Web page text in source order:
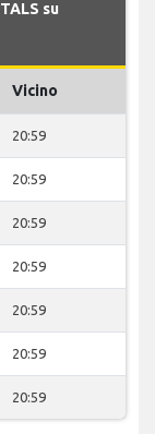
su
Vicino
20:59
20:59
20:59
20:59
20:59
20:59
20:59